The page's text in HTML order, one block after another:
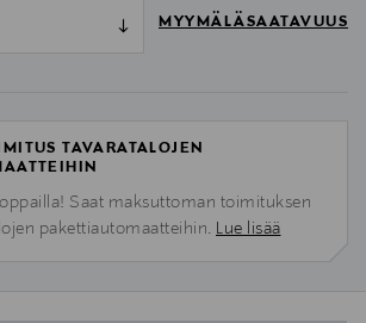
MYYMÄLÄSAATAVUUS
TAVARATALOJEN
Saat maksuttoman toimituksen
pakettiautomaatteihin. Lue lisää